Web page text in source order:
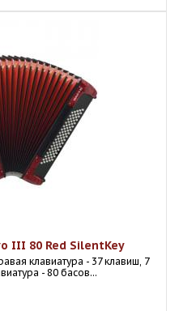
III 80 Red SilentKey
клавиатура - 37 клавиш, 7
- 80 басов...